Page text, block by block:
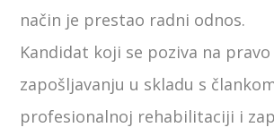
način je prestao radni odnos.
Kandidat koji se poziva na
zapošljavanju u skladu s
profesionalnoj rehabilitaciji i